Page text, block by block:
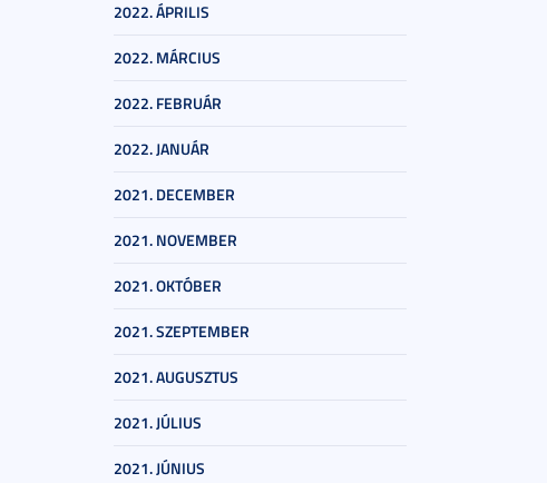
2022. ÁPRILIS
2022. MÁRCIUS
2022. FEBRUÁR
2022. JANUÁR
2021. DECEMBER
2021. NOVEMBER
2021. OKTÓBER
2021. SZEPTEMBER
2021. AUGUSZTUS
2021. JÚLIUS
2021. JÚNIUS